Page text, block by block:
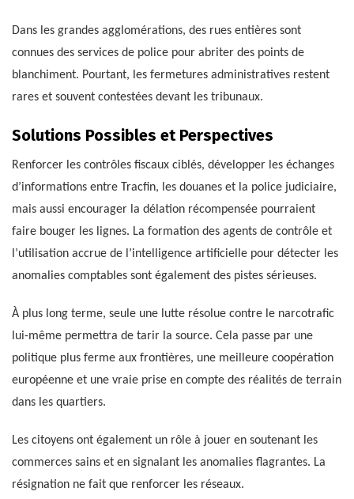
Dans les grandes agglomérations, des rues entières sont
connues des services de police pour abriter des points de
blanchiment. Pourtant, les fermetures administratives restent
rares et souvent contestées devant les tribunaux.
Solutions Possibles et Perspectives
Renforcer les contrôles fiscaux ciblés, développer les échanges
d’informations entre Tracfin, les douanes et la police judiciaire,
mais aussi encourager la délation récompensée pourraient
faire bouger les lignes. La formation des agents de contrôle et
l’utilisation accrue de l’intelligence artificielle pour détecter les
anomalies comptables sont également des pistes sérieuses.
À plus long terme, seule une lutte résolue contre le narcotrafic
lui-même permettra de tarir la source. Cela passe par une
politique plus ferme aux frontières, une meilleure coopération
européenne et une vraie prise en compte des réalités de terrain
dans les quartiers.
Les citoyens ont également un rôle à jouer en soutenant les
commerces sains et en signalant les anomalies flagrantes. La
résignation ne fait que renforcer les réseaux.